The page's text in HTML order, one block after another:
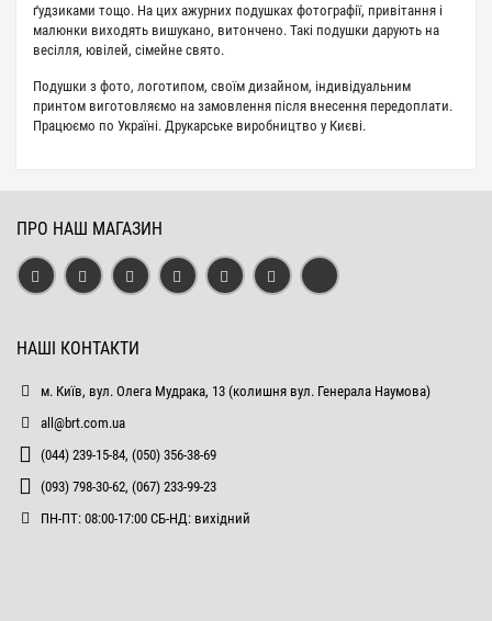
ґудзиками тощо. На цих ажурних подушках фотографії, привітання і
малюнки виходять вишукано, витончено. Такі подушки дарують на
весілля, ювілей, сімейне свято.
Подушки з фото, логотипом, своїм дизайном, індивідуальним
принтом виготовляємо на замовлення після внесення передоплати.
Працюємо по Україні. Друкарське виробництво у Києві.
ПРО НАШ МАГАЗИН
НАШІ КОНТАКТИ
м. Київ, вул. Олега Мудрака, 13 (колишня вул. Генерала Наумова)
all@brt.com.ua
(044) 239-15-84, (050) 356-38-69
(093) 798-30-62, (067) 233-99-23
ПН-ПТ: 08:00-17:00 СБ-НД: вихідний